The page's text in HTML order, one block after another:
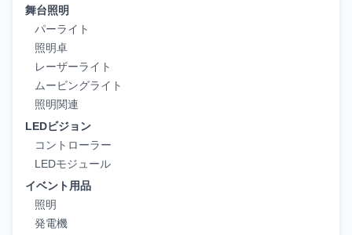
舞台照明
パーライト
照明卓
レーザーライト
ムービングライト
照明関連
LEDビジョン
コントローラー
LEDモジュール
イベント用品
照明
発電機